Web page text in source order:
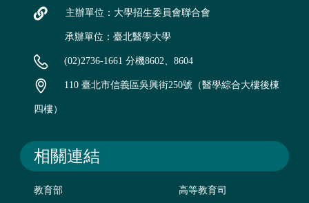
主辦單位：大學招生委員會聯合會
承辦單位：臺北醫學大學
(02)2736-1661 分機8602、8604
110 臺北市信義區吳興街250號（醫學綜合大樓後棟
四樓）
相關連結
教育部 高等教育司